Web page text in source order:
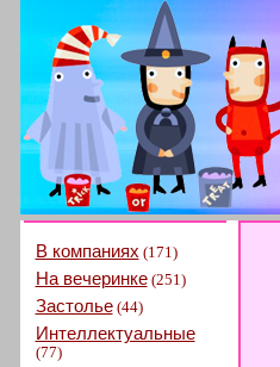
В компаниях (171)
На вечеринке(251)
Застолье(44)
Интеллектуальные
(77)